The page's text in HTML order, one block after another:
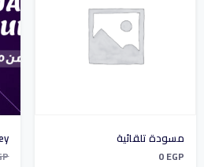
مسودة تلقائية
0EGP